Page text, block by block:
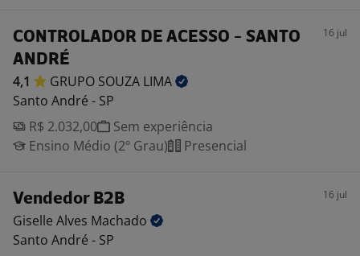
CONTROLADOR DE ACESSO - SANTO
ANDRÉ
16 jul
4,1 GRUPO SOUZA LIMA
Santo André - SP
R$ 2.032,00
Sem experiência
Ensino Médio (2º Grau)
Presencial
Vendedor B2B 16 jul
Giselle Alves Machado
Santo André - SP